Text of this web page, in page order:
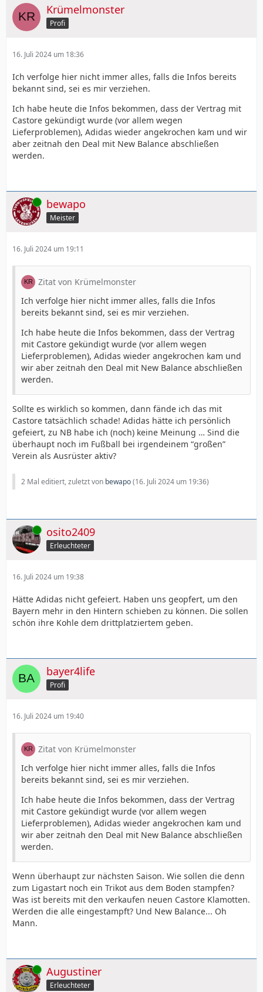
Krümelmonster
Profi
16. Juli 2024 um 18:36
Ich verfolge hier nicht immer alles, falls die Infos bereits
bekannt sind, sei es mir verziehen.
Ich habe heute die Infos bekommen, dass der Vertrag mit
Castore gekündigt wurde (vor allem wegen
Lieferproblemen), Adidas wieder angekrochen kam und wir
aber zeitnah den Deal mit New Balance abschließen
werden.
Online bewapo
Meister
16. Juli 2024 um 19:11
Zitat von Krümelmonster
Ich verfolge hier nicht immer alles, falls die Infos
bereits bekannt sind, sei es mir verziehen.
Ich habe heute die Infos bekommen, dass der Vertrag
mit Castore gekündigt wurde (vor allem wegen
Lieferproblemen), Adidas wieder angekrochen kam und
wir aber zeitnah den Deal mit New Balance abschließen
werden.
Sollte es wirklich so kommen, dann fände ich das mit
Castore tatsächlich schade! Adidas hätte ich persönlich
gefeiert, zu NB habe ich (noch) keine Meinung … Sind die
überhaupt noch im Fußball bei irgendeinem “großen”
Verein als Ausrüster aktiv?
2 Mal editiert, zuletzt von bewapo(16. Juli 2024 um 19:36)
Online osito2409
Erleuchteter
16. Juli 2024 um 19:38
Hätte Adidas nicht gefeiert. Haben uns geopfert, um den
Bayern mehr in den Hintern schieben zu können. Die sollen
schön ihre Kohle dem drittplatziertem geben.
bayer4life
Profi
16. Juli 2024 um 19:40
Zitat von Krümelmonster
Ich verfolge hier nicht immer alles, falls die Infos
bereits bekannt sind, sei es mir verziehen.
Ich habe heute die Infos bekommen, dass der Vertrag
mit Castore gekündigt wurde (vor allem wegen
Lieferproblemen), Adidas wieder angekrochen kam und
wir aber zeitnah den Deal mit New Balance abschließen
werden.
Wenn überhaupt zur nächsten Saison. Wie sollen die denn
zum Ligastart noch ein Trikot aus dem Boden stampfen?
Was ist bereits mit den verkaufen neuen Castore Klamotten.
Werden die alle eingestampft? Und New Balance... Oh
Mann.
Online Augustiner
Erleuchteter